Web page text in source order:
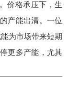
价格承压下，生
产能出清。一位
为市场带来短期
更多产能，尤其